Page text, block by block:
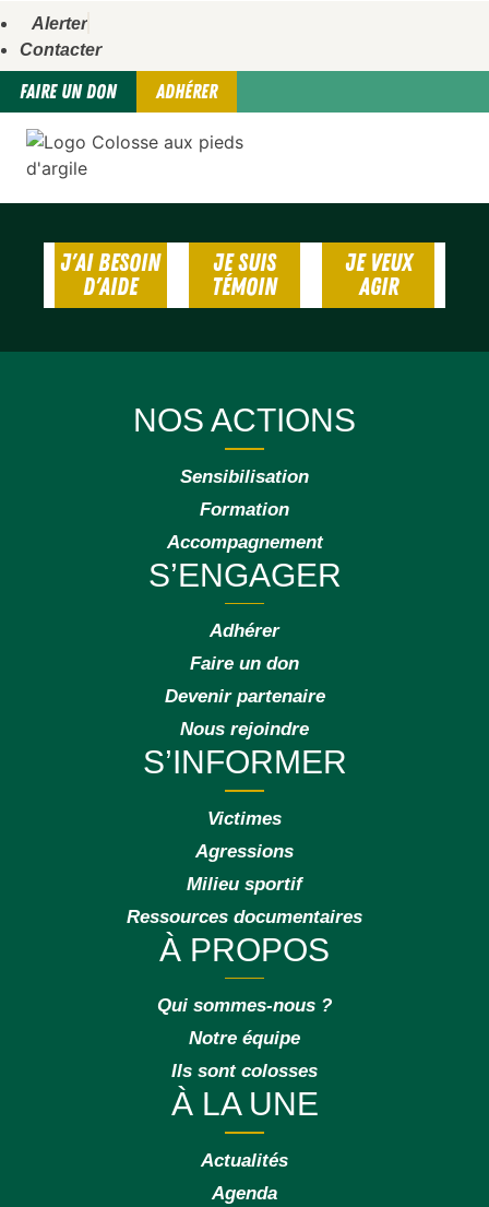
Alerter
Contacter
FAIRE UN DON ADHÉRER
J'AI BESOIN
D'AIDE
JE SUIS
TÉMOIN
JE VEUX
AGIR
NOS ACTIONS
Sensibilisation
Formation
Accompagnement
S’ENGAGER
Adhérer
Faire un don
Devenir partenaire
Nous rejoindre
S’INFORMER
Victimes
Agressions
Milieu sportif
Ressources documentaires
À PROPOS
Qui sommes-nous ?
Notre équipe
Ils sont colosses
À LA UNE
Actualités
Agenda